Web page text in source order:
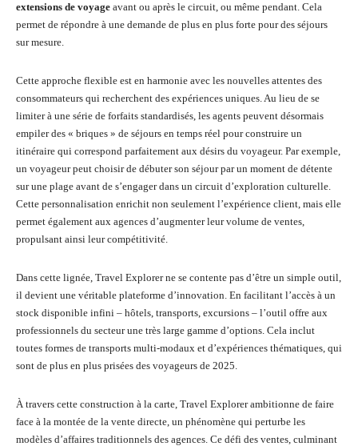
extensions de voyage avant ou après le circuit, ou même pendant. Cela
permet de répondre à une demande de plus en plus forte pour des séjours
sur mesure.
Cette approche flexible est en harmonie avec les nouvelles attentes des
consommateurs qui recherchent des expériences uniques. Au lieu de se
limiter à une série de forfaits standardisés, les agents peuvent désormais
empiler des « briques » de séjours en temps réel pour construire un
itinéraire qui correspond parfaitement aux désirs du voyageur. Par exemple,
un voyageur peut choisir de débuter son séjour par un moment de détente
sur une plage avant de s’engager dans un circuit d’exploration culturelle.
Cette personnalisation enrichit non seulement l’expérience client, mais elle
permet également aux agences d’augmenter leur volume de ventes,
propulsant ainsi leur compétitivité.
Dans cette lignée, Travel Explorer ne se contente pas d’être un simple outil,
il devient une véritable plateforme d’innovation. En facilitant l’accès à un
stock disponible infini – hôtels, transports, excursions – l’outil offre aux
professionnels du secteur une très large gamme d’options. Cela inclut
toutes formes de transports multi-modaux et d’expériences thématiques, qui
sont de plus en plus prisées des voyageurs de 2025.
À travers cette construction à la carte, Travel Explorer ambitionne de faire
face à la montée de la vente directe, un phénomène qui perturbe les
modèles d’affaires traditionnels des agences. Ce défi des ventes, culminant